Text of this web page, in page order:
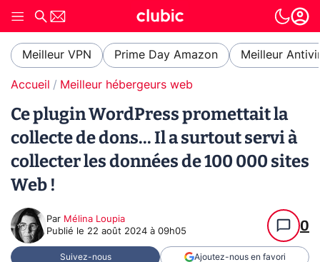
Meilleur VPN Prime Day Amazon Meilleur
Accueil Meilleur hébergeurs web
Ce plugin WordPress promettait la
collecte de dons... Il a surtout servi à
collecter les données de 100 000 sites
Web !
Par Mélina Loupia
Publié le 22 août 2024 à 09h05 0
Suivez-nous Ajoutez-nous en favori